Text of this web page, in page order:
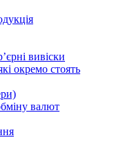
вивіски
окремо стоять
валют